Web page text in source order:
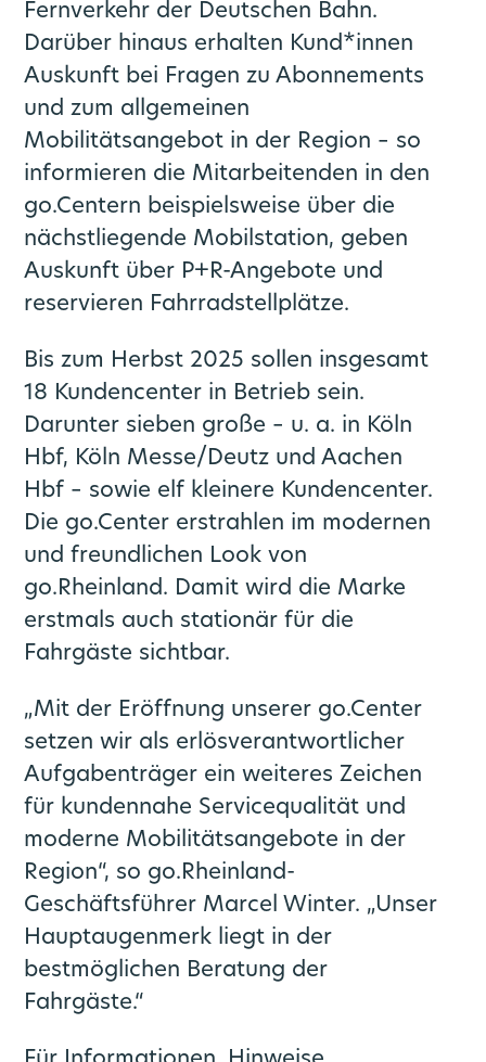
Fernverkehr der Deutschen Bahn.
Darüber hinaus erhalten Kund*innen
Auskunft bei Fragen zu Abonnements
und zum allgemeinen
Mobilitätsangebot in der Region – so
informieren die Mitarbeitenden in den
go.Centern beispielsweise über die
nächstliegende Mobilstation, geben
Auskunft über P+R-Angebote und
reservieren Fahrradstellplätze.
Bis zum Herbst 2025 sollen insgesamt
18 Kundencenter in Betrieb sein.
Darunter sieben große – u. a. in Köln
Hbf, Köln Messe/Deutz und Aachen
Hbf – sowie elf kleinere Kundencenter.
Die go.Center erstrahlen im modernen
und freundlichen Look von
go.Rheinland. Damit wird die Marke
erstmals auch stationär für die
Fahrgäste sichtbar.
„Mit der Eröffnung unserer go.Center
setzen wir als erlösverantwortlicher
Aufgabenträger ein weiteres Zeichen
für kundennahe Servicequalität und
moderne Mobilitätsangebote in der
Region“, so go.Rheinland-
Geschäftsführer Marcel Winter. „Unser
Hauptaugenmerk liegt in der
bestmöglichen Beratung der
Fahrgäste.“